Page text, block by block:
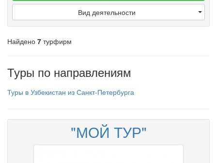
Вид деятельности
Найдено 7 турфирм
Туры по направлениям
Туры в Узбекистан из Санкт-Петербурга
"МОЙ ТУР"